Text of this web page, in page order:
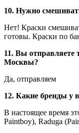
10. Нужно
Нет! Краски
готовы. Краски по
11. Вы отправляете
Москвы?
Да, отправляем
12. Какие бренды у
В настоящее время
Paintboy), Raduga